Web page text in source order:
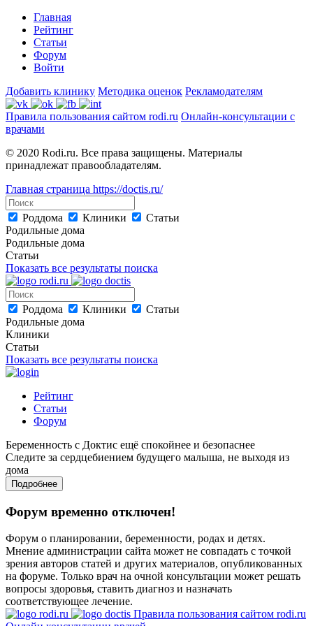
Главная
Рейтинг
Статьи
Форум
Войти
Добавить клинику Методика оценок Рекламодателям
Правила пользования сайтом rodi.ru Онлайн-консультации с
врачами
© 2020 Rodi.ru. Все права защищены. Материалы
принадлежат правообладателям.
Главная страница https://doctis.ru/
Роддома Клиники
Статьи
Родильные дома
Родильные дома
Статьи
Показать все результаты поиска
Роддома Клиники
Статьи
Родильные дома
Клиники
Статьи
Показать все результаты поиска
Рейтинг
Статьи
Форум
Беременность с Доктис ещё спокойнее и безопаснее
Следите за сердцебиением будущего малыша, не выходя из
дома
Подробнее
Форум временно отключен!
Форум о планировании, беременности, родах и детях.
Мнение администрации сайта может не совпадать с точкой
зрения авторов статей и других материалов, опубликованных
на форуме. Только врач на очной консультации может решать
вопросы здоровья, ставить диагноз и назначать
соответствующее лечение.
Правила пользования сайтом rodi.ru